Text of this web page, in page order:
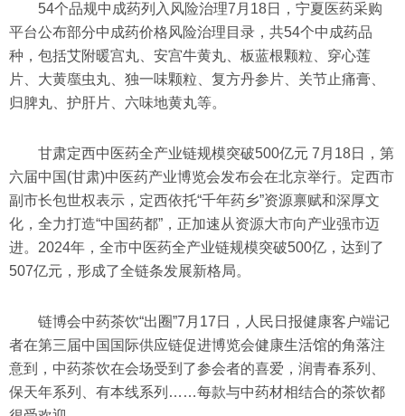
54个品规中成药列入风险治理7月18日，宁夏医药采购
平台公布部分中成药价格风险治理目录，共54个中成药品
种，包括艾附暖宫丸、安宫牛黄丸、板蓝根颗粒、穿心莲
片、大黄䗪虫丸、独一味颗粒、复方丹参片、关节止痛膏、
归脾丸、护肝片、六味地黄丸等。
甘肃定西中医药全产业链规模突破500亿元 7月18日，第
六届中国(甘肃)中医药产业博览会发布会在北京举行。定西市
副市长包世权表示，定西依托“千年药乡”资源禀赋和深厚文
化，全力打造“中国药都”，正加速从资源大市向产业强市迈
进。2024年，全市中医药全产业链规模突破500亿，达到了
507亿元，形成了全链条发展新格局。
链博会中药茶饮“出圈”7月17日，人民日报健康客户端记
者在第三届中国国际供应链促进博览会健康生活馆的角落注
意到，中药茶饮在会场受到了参会者的喜爱，润青春系列、
保天年系列、有本线系列……每款与中药材相结合的茶饮都